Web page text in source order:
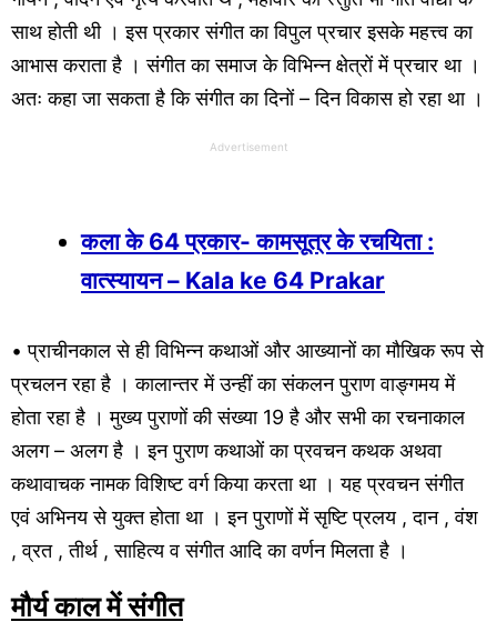
साथ होती थी । इस प्रकार संगीत का विपुल प्रचार इसके महत्त्व का
आभास कराता है । संगीत का समाज के विभिन्न क्षेत्रों में प्रचार था ।
अतः कहा जा सकता है कि संगीत का दिनों – दिन विकास हो रहा था ।
Advertisement
कला के 64 प्रकार- कामसूत्र के रचयिता :
वात्स्यायन – Kala ke 64 Prakar
• प्राचीनकाल से ही विभिन्न कथाओं और आख्यानों का मौखिक रूप से
प्रचलन रहा है । कालान्तर में उन्हीं का संकलन पुराण वाङ्गमय में
होता रहा है । मुख्य पुराणों की संख्या 19 है और सभी का रचनाकाल
अलग – अलग है । इन पुराण कथाओं का प्रवचन कथक अथवा
कथावाचक नामक विशिष्ट वर्ग किया करता था । यह प्रवचन संगीत
एवं अभिनय से युक्त होता था । इन पुराणों में सृष्टि प्रलय , दान , वंश
, व्रत , तीर्थ , साहित्य व संगीत आदि का वर्णन मिलता है ।
मौर्य काल में संगीत